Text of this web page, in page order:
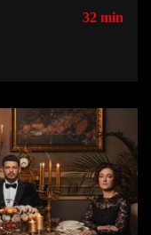
32 min